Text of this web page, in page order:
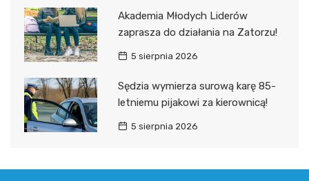
Akademia Młodych Liderów
zaprasza do działania na Zatorzu!
5 sierpnia 2026
Sędzia wymierza surową karę 85-
letniemu pijakowi za kierownicą!
5 sierpnia 2026